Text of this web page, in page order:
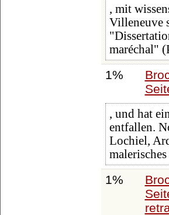
, mit
Villeneuve
maréchal"
1%
, und hat
entfallen.
Lochiel,
1%